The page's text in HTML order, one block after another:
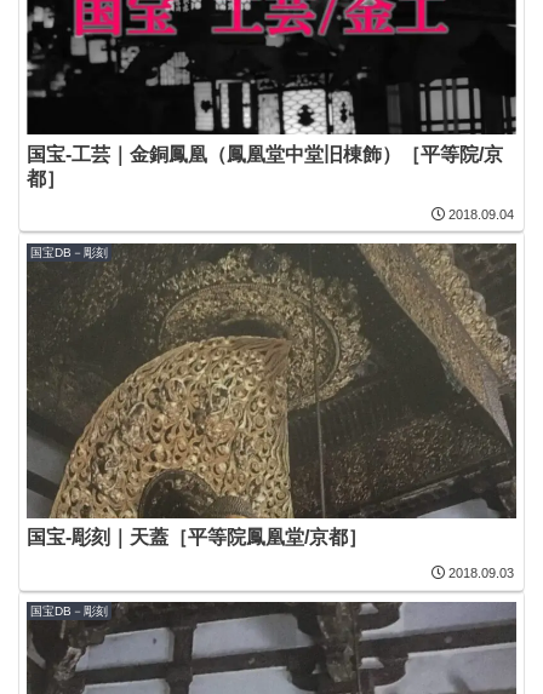
国宝-工芸｜金銅鳳凰（鳳凰堂中堂旧棟飾）［平等院/京
都］
2018.09.04
国宝DB－彫刻
国宝-彫刻｜天蓋［平等院鳳凰堂/京都］
2018.09.03
国宝DB－彫刻